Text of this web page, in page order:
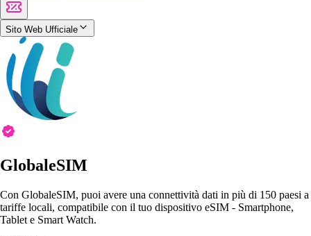
Sito Web Ufficiale
GlobaleSIM
Con GlobaleSIM, puoi avere una connettività dati in più di 150 paesi a
tariffe locali, compatibile con il tuo dispositivo eSIM - Smartphone,
Tablet e Smart Watch.